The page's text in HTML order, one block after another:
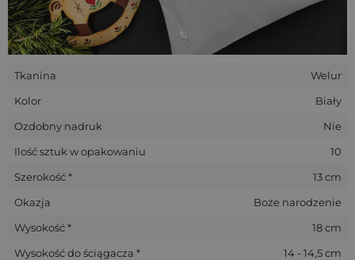
Tkanina
Welur
Kolor
Biały
Ozdobny nadruk
Nie
Ilość sztuk w opakowaniu
10
Szerokość *
13 cm
Okazja
Boże narodzenie
Wysokość *
18 cm
Wysokość do ściągacza *
14 - 14,5 cm